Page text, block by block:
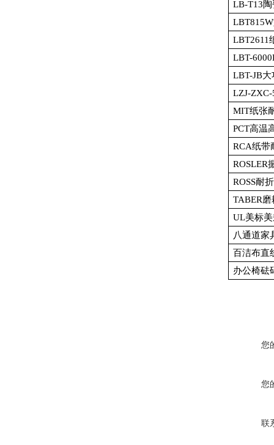
LB-T13
LBT815W
LBT2611
LBT-
LBT-JB大
LZJ-ZXC-
MIT纸张
PCT高温
RCA纸带
ROSLER
ROSS耐
TABER磨
UL美标
八通道家
百洁布直
办公椅砝
您
您
联